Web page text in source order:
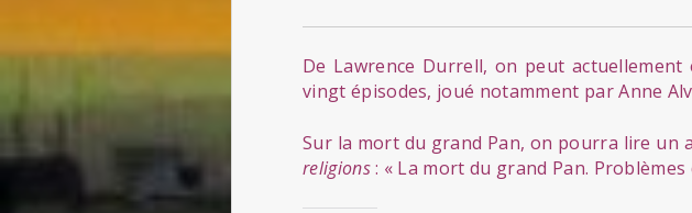
De Lawrence Durrell, on peut actuellement
vingt épisodes, joué notamment par Anne
Sur la mort du grand Pan, on pourra lire un
religions: « La mort du grand Pan.